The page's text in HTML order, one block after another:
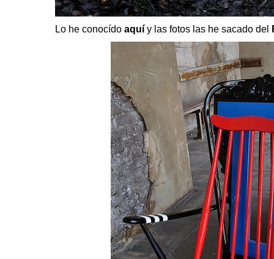
Lo he conocído aquíy las fotos las he sacado del